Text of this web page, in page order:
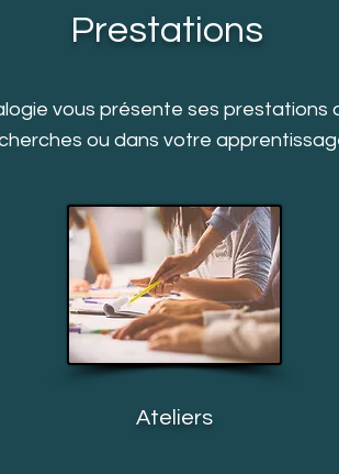
Prestations
vous présente ses prestations
ou dans votre
Ateliers